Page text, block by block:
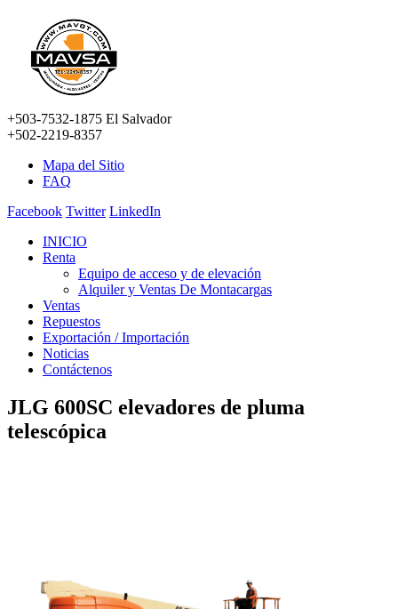
+503-7532-1875 El Salvador
+502-2219-8357
Mapa del Sitio
FAQ
Facebook Twitter LinkedIn
INICIO
Renta
Equipo de acceso y de elevación
Alquiler y Ventas De Montacargas
Ventas
Repuestos
Exportación / Importación
Noticias
Contáctenos
JLG 600SC elevadores de pluma
telescópica